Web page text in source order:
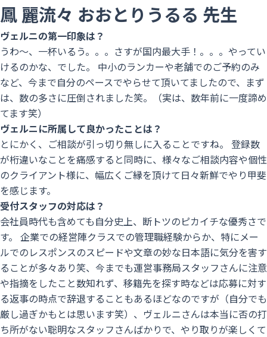
鳳 麗流々 おおとりうるる 先生
ヴェルニの第一印象は？
うわ〜、一杯いるう。。。さすが国内最大手！。。。やってい
けるのかな、でした。 中小のランカーや老舗でのご予約のみ
など、今まで自分のペースでやらせて頂いてましたので、まず
は、数の多さに圧倒されました笑。（実は、数年前に一度諦め
てます笑）
ヴェルニに所属して良かったことは？
とにかく、ご相談が引っ切り無しに入ることですね。 登録数
が桁違いなことを痛感すると同時に、様々なご相談内容や個性
のクライアント様に、幅広くご縁を頂けて日々新鮮でやり甲斐
を感じます。
受付スタッフの対応は？
会社員時代も含めても自分史上、断トツのピカイチな優秀さで
す。 企業での経営陣クラスでの管理職経験からか、特にメー
ルでのレスポンスのスピードや文章の妙な日本語に気分を害す
ることが多々あり笑、今までも運営事務局スタッフさんに注意
や指摘をしたこと数知れず、移籍先を探す時などは応募に対す
る返事の時点で辞退することもあるほどなのですが（自分でも
厳し過ぎかもとは思います笑）、ヴェルニさんは本当に否の打
ち所がない聡明なスタッフさんばかりで、やり取りが楽しくて